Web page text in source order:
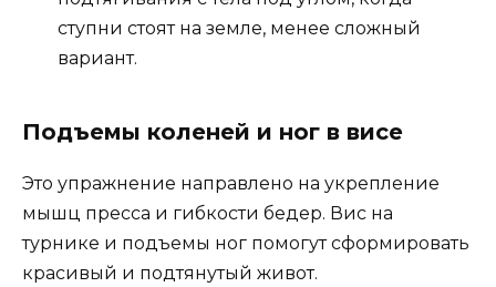
ступни стоят на земле, менее сложный
вариант.
Подъемы коленей и ног в висе
Это упражнение направлено на укрепление
мышц пресса и гибкости бедер. Вис на
турнике и подъемы ног помогут сформировать
красивый и подтянутый живот.